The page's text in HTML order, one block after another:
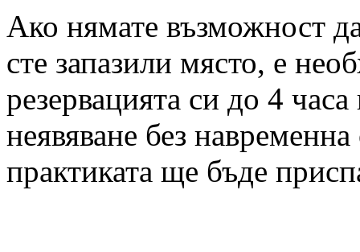
Ако нямате възможност
сте запазили място, е
резервацията си до 4
неявяване без
практиката ще бъде